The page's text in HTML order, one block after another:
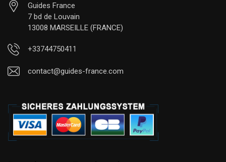
Guides France
7 bd de Louvain
13008 MARSEILLE (FRANCE)
+33744750411
contact@guides-france.com